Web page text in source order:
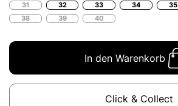
31 32 33 34 35
38
39 40
In den Warenkorb
Click & Collect